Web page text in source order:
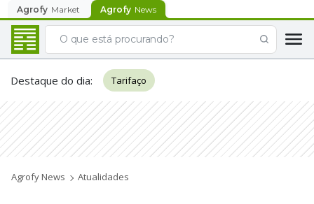
Agrofy Market Agrofy News
Destaque do dia: Tarifaço
Agrofy News Atualidades